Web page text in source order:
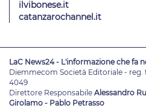
ilvibonese.it
catanzarochannel.it
LaC News24 - L'informazione che fa
Diemmecom Società Editoriale - reg.
4049
Direttore Responsabile Alessandro
Girolamo - Pablo Petrasso